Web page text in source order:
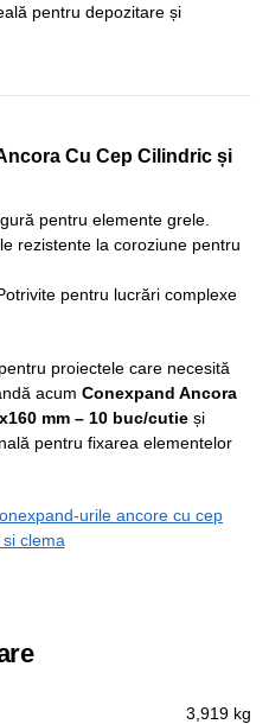
pentru depozitare și
Cu Cep Cilindric și
pentru elemente grele.
rezistente la coroziune pentru
pentru lucrări complexe
proiectele care necesită
acum Conexpand Ancora
mm – 10 buc/cutie și
pentru fixarea elementelor
urile ancore cu cep
clema
3,919 kg